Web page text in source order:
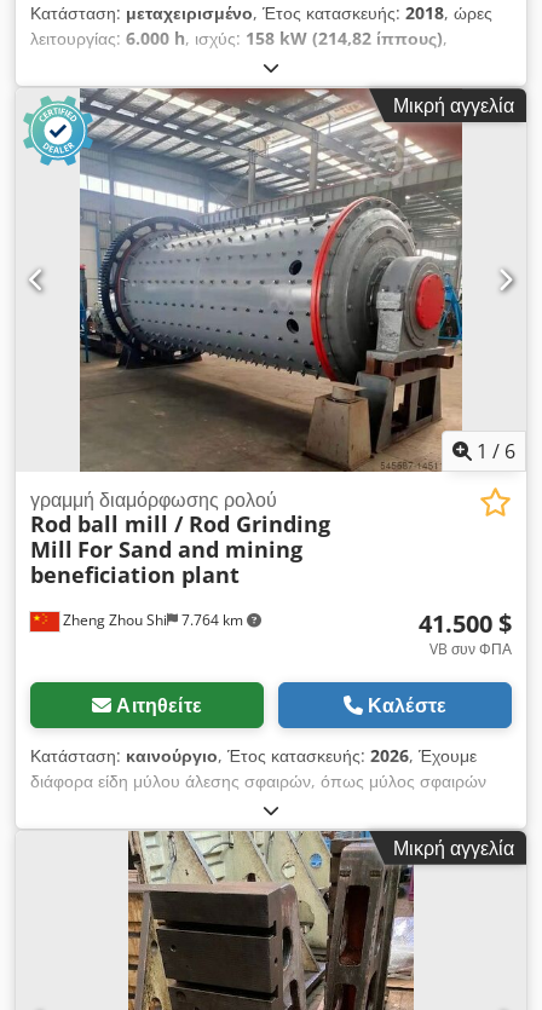
Κατάσταση: μεταχειρισμένο, Έτος κατασκευής: 2018, ώρες
λειτουργίας: 6.000 h, ισχύς: 158 kW (214,82 ίππους),
διάσταση εμπρόσθιου ελαστικού:
ελαστικού:650/75R38, Εξοπλισμός:πνευματικό φρένο,
Εξοπλισμός: / Σύστημα πεπιεσμένου αέρα (2 κυκλωμάτων),
άνω σύνδεσμος / υδραυλικός (πίσω), προετοιμασία για
αυτόματο / σύστημα διεύθυνσης, υδραυλική βαλβίδα διπλής
ενέργειας (4x), / προβολείς εργασίας 6x μπροστά, προβολείς
εργασίας / 8 ή περισσότεροι πίσω, τετρακίνηση, σύνδεσμος
ρυμούλκησης - / αυτόματος Dodpfx Aisu Ezhlsceck
Μικρή αγγελία
1 / 6
Zheng Zhou Shi 7.764 km
γραμμή διαμόρφωσης ρολού
Rod ball mill / Rod Grinding
Mill For Sand and mining
beneficiation plant
41.500 $
VB συν ΦΠΑ
Αιτηθείτε Καλέστε
Κατάσταση: καινούργιο, Έτος κατασκευής: 2026, Έχουμε
διάφορα είδη μύλου άλεσης σφαιρών, όπως μύλος σφαιρών
παρτίδας, μύλος ράβδων, μύλος σφαιρών τσιμέντου, μύλος
σφαιρών εξόρυξης, καλώς ήρθατε να επικοινωνήσετε με την
ομάδα μας για περισσότερες λεπτομέρειες σύμφωνα με τις
συγκεκριμένες απαιτήσεις σας. Dcsdjq I Nw Ispfx Aicjk
Μικρή αγγελία